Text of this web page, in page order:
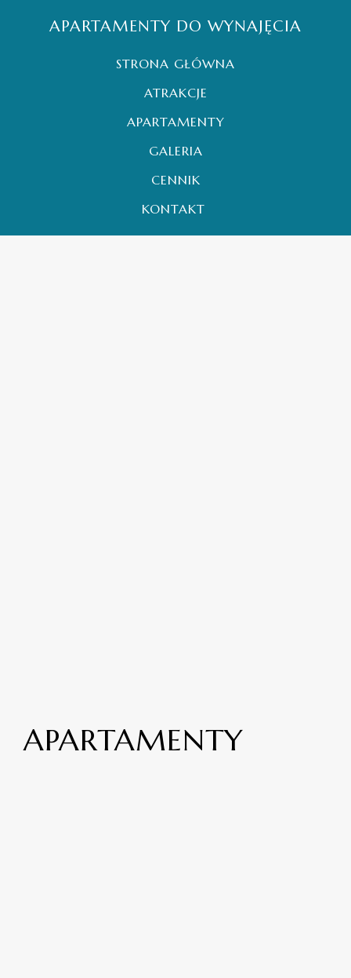
APARTAMENTY DO WYNAJĘCIA
STRONA GŁÓWNA
ATRAKCJE
APARTAMENTY
GALERIA
CENNIK
KONTAKT
APARTAMENTY